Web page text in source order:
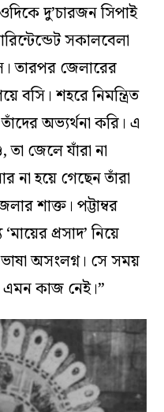
দু’চারজন সিপাই
সকালবেলা
তারপর জেলারের
বসি। শহরে নিমন্ত্রিত
অভ্যর্থনা করি। এ
জেলে যাঁরা না
না হয়ে গেছেন তাঁরা
শাক্ত। পট্টাম্বর
প্রসাদ’ নিয়ে
অসংলগ্ন। সে সময়
কাজ নেই।”